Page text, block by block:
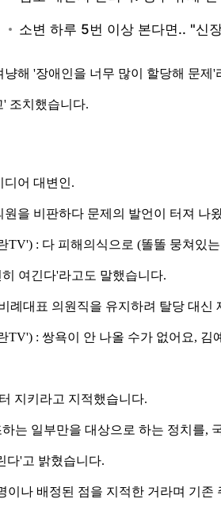
해 '장애인을 너무 많이 할당해 문
조치했습니다.
디어 대변인.
을 비판하다 문제의 발언이 터져 나
: 다 피해의식으로 (똘똘 뭉쳐있
여긴다'라고도 말했습니다.
례대표 의원직을 유지하려 탈당 대
: 쌍욕이 안 나올 수가 없어요,
지키라고 지적했습니다.
는 일부만을 대상으로 하는 정치를,
다'고 밝혔습니다.
나 배정된 점을 지적한 거라며 기존